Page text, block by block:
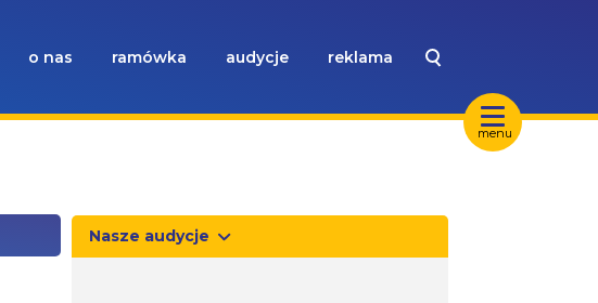
menu
o nas ramówka audycje reklama
Nasze audycje